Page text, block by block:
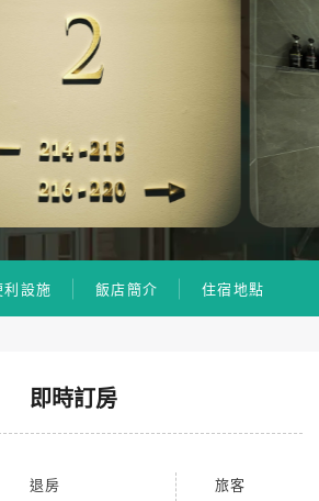
利設施 飯店簡介 住宿地點
即時訂房
退房
旅客